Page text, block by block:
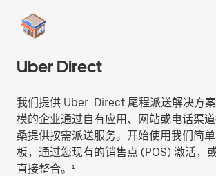
Uber Direct
我们提供 Uber Direct 尾程派送解决方
模的企业通过自有应用、网站或电话渠
桑提供按需派送服务。开始使用我们简
板，通过您现有的销售点 (POS) 激活，
直接整合。¹